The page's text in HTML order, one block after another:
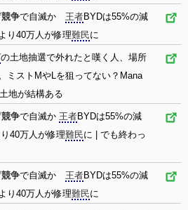
競争で自滅か 王者BYDは55%の減
り40万人が修理難民に
の土地抽選で外れたと嘆く人、場所
ミストMやLを狙ってない？Mana
地が結構ある
競争で自滅か 王者BYDは55%の減
40万人が修理難民に | でも終わっ
競争で自滅か 王者BYDは55%の減
り40万人が修理難民に